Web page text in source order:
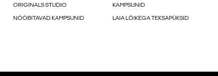
ORIGINALS STUDIO KAMPSUNID
NÖÖBITAVAD KAMPSUNID LAIA LÕIKEGA TEKSAPÜKSID